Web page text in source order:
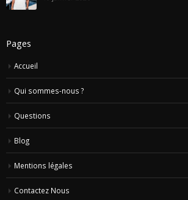
Pages
Accueil
Qui sommes-nous ?
Questions
Blog
Mentions légales
Contactez Nous